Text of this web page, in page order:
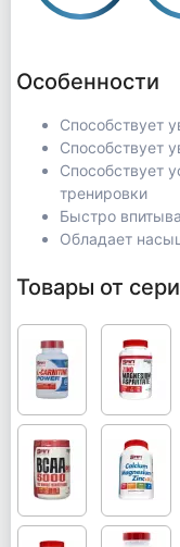
Особенности
Способствует
Способствует
Способствует
тренировки
Быстро
Обладает
Товары от